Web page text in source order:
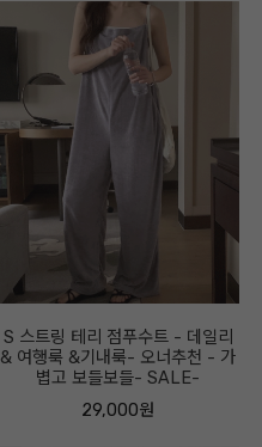
S 스트링 테리 점푸수트 - 데일리
& 여행룩 &기내룩- 오너추천 - 가
볍고 보들보들- SALE-
29,000원